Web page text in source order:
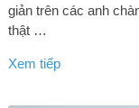
giản trên các anh
thật …
Xem tiếp